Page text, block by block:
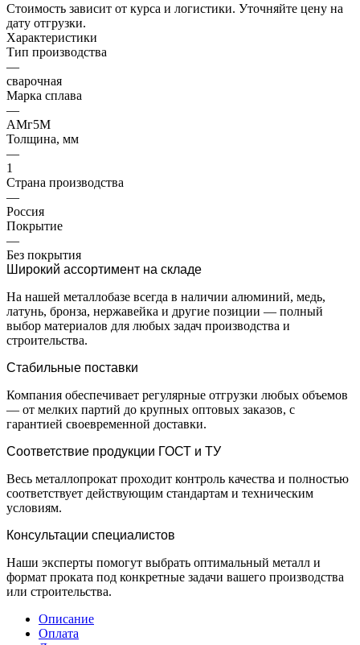
Стоимость зависит от курса и логистики. Уточняйте цену на
дату отгрузки.
Характеристики
Тип производства
—
сварочная
Марка сплава
—
АМг5М
Толщина, мм
—
1
Страна производства
—
Россия
Покрытие
—
Без покрытия
Широкий ассортимент на складе
На нашей металлобазе всегда в наличии алюминий, медь,
латунь, бронза, нержавейка и другие позиции — полный
выбор материалов для любых задач производства и
строительства.
Стабильные поставки
Компания обеспечивает регулярные отгрузки любых объемов
— от мелких партий до крупных оптовых заказов, с
гарантией своевременной доставки.
Соответствие продукции ГОСТ и ТУ
Весь металлопрокат проходит контроль качества и полностью
соответствует действующим стандартам и техническим
условиям.
Консультации специалистов
Наши эксперты помогут выбрать оптимальный металл и
формат проката под конкретные задачи вашего производства
или строительства.
Описание
Оплата